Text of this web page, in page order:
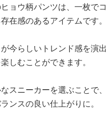
ョウ柄パンツは、一枚で
在感のあるアイテムです。
今らしいトレンド感を演
しむことができます。
スニーカーを選ぶことで
ンスの良い仕上がりに。